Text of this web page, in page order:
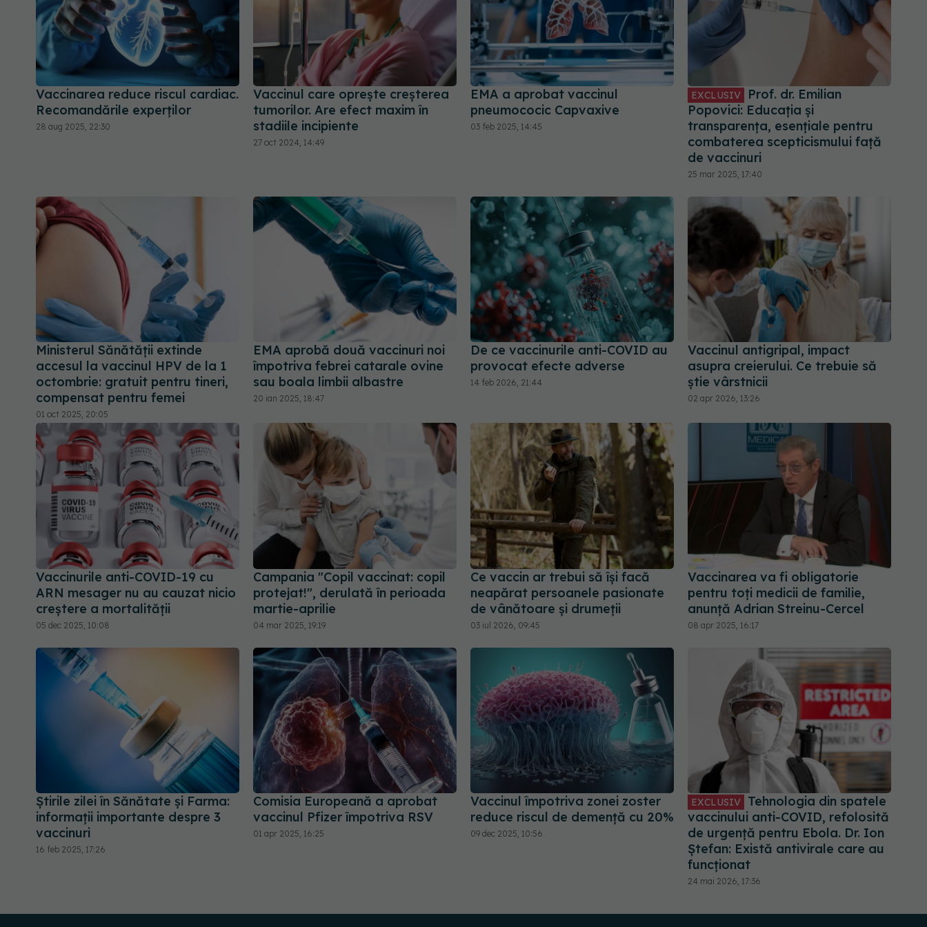
Vaccinarea reduce riscul cardiac.
Recomandările experților
28 aug 2025, 22:30
Vaccinul care oprește creșterea
tumorilor. Are efect maxim în
stadiile incipiente
27 oct 2024, 14:49
EMA a aprobat vaccinul
pneumococic Capvaxive
03 feb 2025, 14:45
EXCLUSIV
Prof. dr. Emilian
Popovici: Educația și
transparența, esențiale pentru
combaterea scepticismului față
de vaccinuri
25 mar 2025, 17:40
Ministerul Sănătății extinde
accesul la vaccinul HPV de la 1
octombrie: gratuit pentru tineri,
compensat pentru femei
01 oct 2025, 20:05
EMA aprobă două vaccinuri noi
împotriva febrei catarale ovine
sau boala limbii albastre
20 ian 2025, 18:47
De ce vaccinurile anti-COVID au
provocat efecte adverse
14 feb 2026, 21:44
Vaccinul antigripal, impact
asupra creierului. Ce trebuie să
știe vârstnicii
02 apr 2026, 13:26
Vaccinurile anti-COVID-19 cu
ARN mesager nu au cauzat nicio
creştere a mortalităţii
05 dec 2025, 10:08
Campania "Copil vaccinat: copil
protejat!", derulată în perioada
martie-aprilie
04 mar 2025, 19:19
Ce vaccin ar trebui să își facă
neapărat persoanele pasionate
de vânătoare și drumeții
03 iul 2026, 09:45
Vaccinarea va fi obligatorie
pentru toţi medicii de familie,
anunță Adrian Streinu-Cercel
08 apr 2025, 16:17
Știrile zilei în Sănătate și Farma:
informații importante despre 3
vaccinuri
16 feb 2025, 17:26
Comisia Europeană a aprobat
vaccinul Pfizer împotriva RSV
01 apr 2025, 16:25
Vaccinul împotriva zonei zoster
reduce riscul de demență cu 20%
09 dec 2025, 10:56
EXCLUSIV
Tehnologia din spatele
vaccinului anti-COVID, refolosită
de urgență pentru Ebola. Dr. Ion
Ștefan: Există antivirale care au
funcționat
24 mai 2026, 17:36